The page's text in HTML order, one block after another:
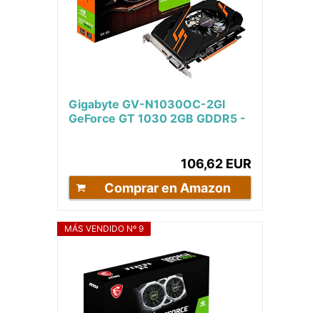
Gigabyte GV-N1030OC-2GI
GeForce GT 1030 2GB GDDR5 -
106,62 EUR
Comprar en Amazon
MÁS VENDIDO Nº 9